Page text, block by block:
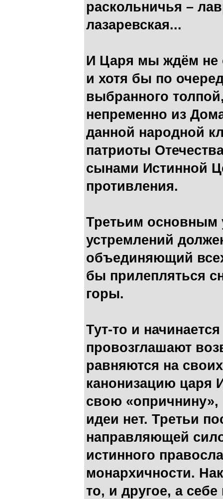
раскольничья –
лазаревская...
И Царя мы ждём не
и хотя бы по
выбранного
непременно из
данной народной
патриоты
сынами Истинной
противления.
Третьим основным
устремлений
объединяющий
бы прилепляться
горы.
Тут-то и
провозглашают
равняются на
канонизацию царя
свою «опричнину»,
идеи нет. Третьи
направляющей
истинного
монархичности.
то, и другое, а